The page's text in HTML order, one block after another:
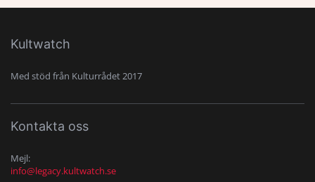
Kultwatch
Med stöd från Kulturrådet 2017
Kontakta oss
Mejl:
info@legacy.kultwatch.se